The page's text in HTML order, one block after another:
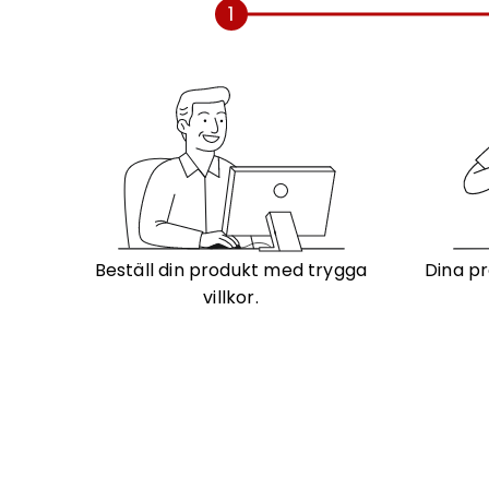
1
Beställ din produkt med trygga
villkor.
Dina